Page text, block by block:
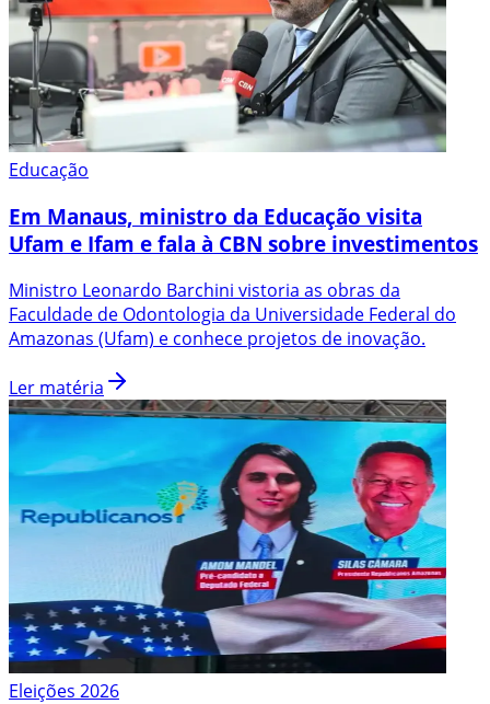
Educação
Em Manaus, ministro da Educação visita
Ufam e Ifam e fala à CBN sobre investimentos
Ministro Leonardo Barchini vistoria as obras da
Faculdade de Odontologia da Universidade Federal do
Amazonas (Ufam) e conhece projetos de inovação.
Ler matéria
Eleições 2026